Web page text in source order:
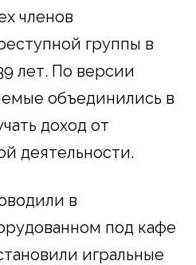
членов
группы в
лет. По версии
объединились в
доход от
деятельности.
в
под кафе
игральные